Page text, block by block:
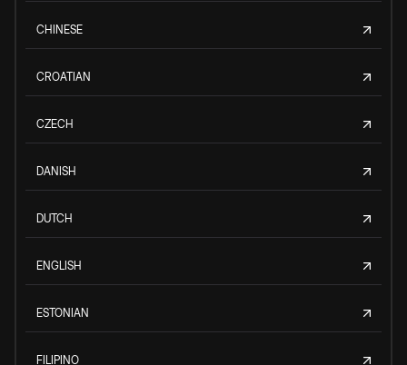
CHINESE
CROATIAN
CZECH
DANISH
DUTCH
ENGLISH
ESTONIAN
FILIPINO